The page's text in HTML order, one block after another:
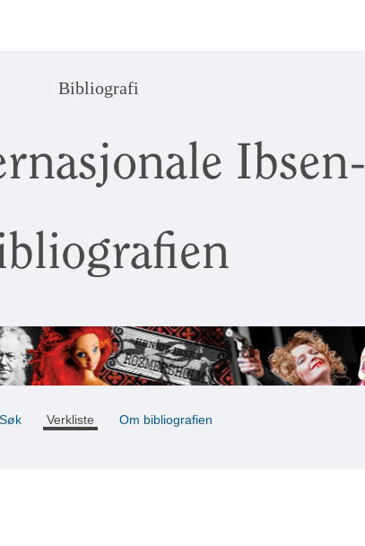
Bibliografi
Ibsen-
Søk Verkliste Om bibliografien